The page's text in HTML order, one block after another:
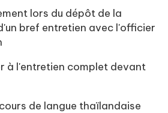
lors du dépôt de la
bref entretien avec l'officier
à l'entretien complet devant
de langue thaïlandaise